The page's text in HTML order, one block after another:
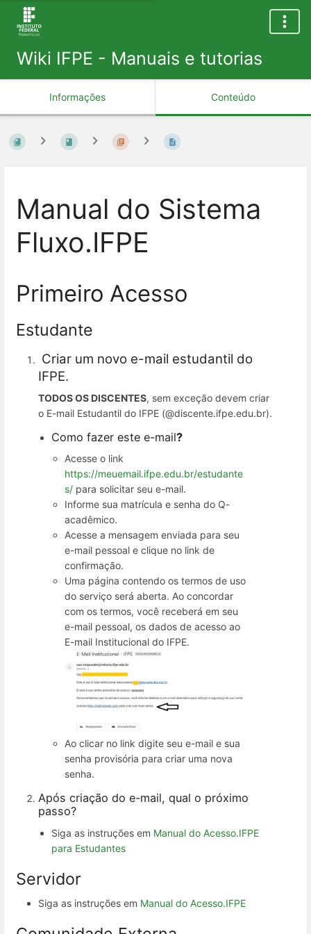
Wiki IFPE - Manuais e tutorias
Informações Conteúdo
Manual do Sistema
Fluxo.IFPE
Primeiro Acesso
Estudante
Criar um novo e-mail estudantil do
IFPE.
TODOS OS DISCENTES, sem exceção devem criar
o E-mail Estudantil do IFPE (@discente.ifpe.edu.br).
Como fazer este e-mail?
Acesse o link
https://meuemail.ifpe.edu.br/estudante
s/ para solicitar seu e-mail.
Informe sua matrícula e senha do Q-
acadêmico.
Acesse a mensagem enviada para seu
e-mail pessoal e clique no link de
confirmação.
Uma página contendo os termos de uso
do serviço será aberta. Ao concordar
com os termos, você receberá em seu
e-mail pessoal, os dados de acesso ao
E-mail Institucional do IFPE.
Ao clicar no link digite seu e-mail e sua
senha provisória para criar uma nova
senha.
Após criação do e-mail, qual o próximo
passo?
Siga as instruções em Manual do Acesso.IFPE
para Estudantes
Servidor
Siga as instruções em Manual do Acesso.IFPE